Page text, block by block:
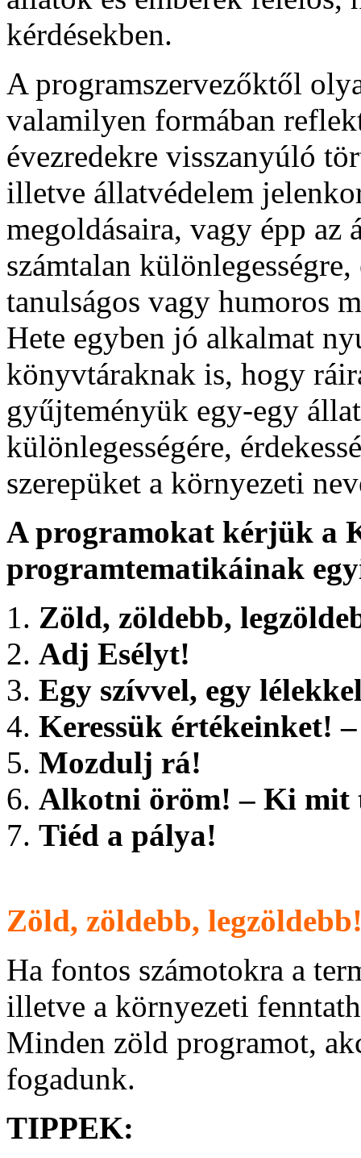
kérdésekben.
A programszervezőktől
valamilyen formában
évezredekre visszanyúló
illetve állatvédelem
megoldásaira, vagy épp
számtalan
tanulságos vagy humoros
Hete egyben jó alkalmat
könyvtáraknak is, hogy
gyűjteményük egy-egy
különlegességére,
szerepüket a környezeti
A programokat kérjük a
programtematikáinak
Zöld, zöldebb,
Adj Esélyt!
Egy szívvel, egy
Keressük értékeinket!
Mozdulj rá!
Alkotni öröm! – Ki mit
Tiéd a pálya!
Zöld, zöldebb,
Ha fontos számotokra a
illetve a környezeti
Minden zöld programot,
fogadunk.
TIPPEK: